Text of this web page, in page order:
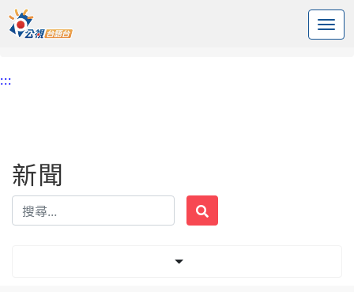
中央內容區塊
頭頁
:::
新聞